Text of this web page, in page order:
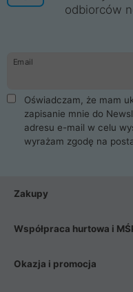
główną w Mirkowie oraz
komunikacja ze sklepem
danych osobowych.
ProLine to czysta
Zaopatrzysz się u nas w
takie jak procesory, karty
dyski SSD, M.2 oraz
najlepszy zasilacz
Poza komputerami
Smartfony takich
wentylatory. Na koniec
odbiorców
Email
Oświadczam, że mam
zapisanie mnie do
adresu e-mail w celu
wyrażam zgodę na
Zakupy
Współpraca hurtowa i
Okazja i promocja